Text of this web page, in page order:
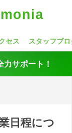
セス スタッフブロ
サポート！
日程につ